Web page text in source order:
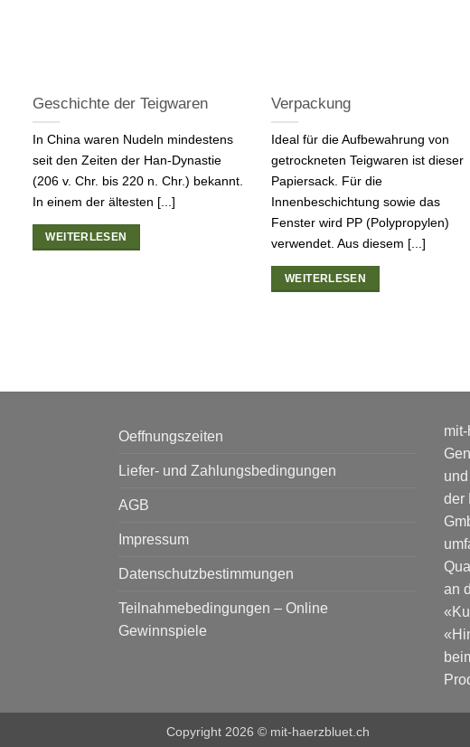
Geschichte der Teigwaren
In China waren Nudeln mindestens
seit den Zeiten der Han-Dynastie
(206 v. Chr. bis 220 n. Chr.) bekannt.
In einem der ältesten [...]
WEITERLESEN
Verpackung
Ideal für die Aufbewahrung von
getrockneten Teigwaren ist dieser
Papiersack. Für die
Innenbeschichtung sowie das
Fenster wird PP (Polypropylen)
verwendet. Aus diesem [...]
WEITERLESEN
Oeffnungszeiten
Liefer- und Zahlungsbedingungen
AGB
Impressum
Datenschutzbestimmungen
Teilnahmebedingungen – Online
Gewinnspiele
der
an
Copyright 2026 © mit-haerzbluet.ch